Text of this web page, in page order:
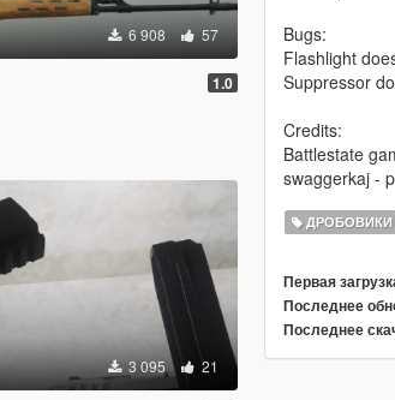
6 908 57
1.0
3 095 21
Bugs:
Flashlight
Suppressor
Credits:
Battlestate
swaggerkaj -
ДРОБОВИКИ
Первая
Последнее
Последнее